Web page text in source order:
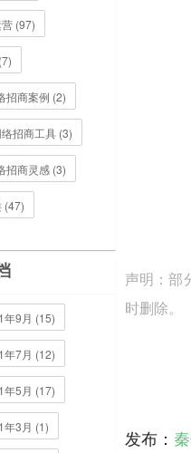
(97)
招商案例 (2)
络招商工具 (3)
招商灵感 (3)
(47)
年9月 (15)
年7月 (12)
年5月 (17)
年3月 (1)
声明：部
时删除。
发布：